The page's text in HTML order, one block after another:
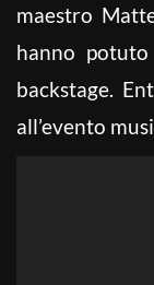
maestro
hanno
backstage.
all’evento